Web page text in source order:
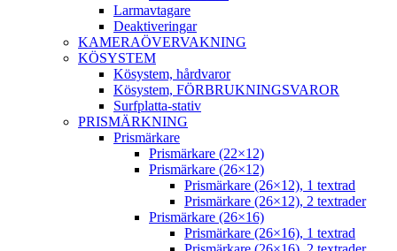
Larmavtagare
Deaktiveringar
KAMERAÖVERVAKNING
KÖSYSTEM
Kösystem, hårdvaror
Kösystem, FÖRBRUKNINGSVAROR
Surfplatta-stativ
PRISMÄRKNING
Prismärkare
Prismärkare (22×12)
Prismärkare (26×12)
Prismärkare (26×12), 1 textrad
Prismärkare (26×12), 2 textrader
Prismärkare (26×16)
Prismärkare (26×16), 1 textrad